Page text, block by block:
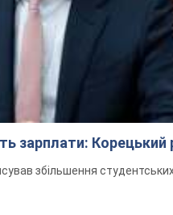
зарплати: Корецький
збільшення